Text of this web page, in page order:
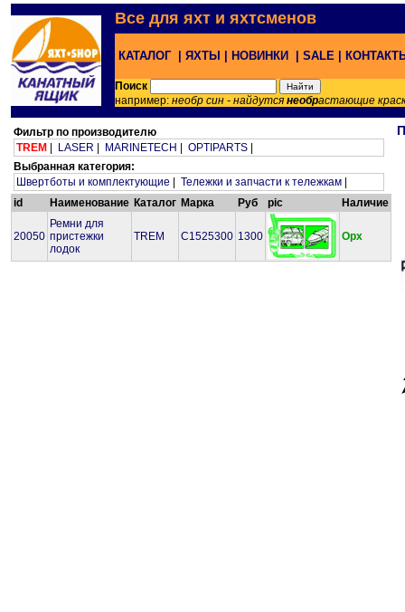
Все для яхт и яхтсменов
КАТАЛОГ | ЯХТЫ | НОВИНКИ | SALE |
Поиск
например: необр син - найдутся необрастающие
Фильтр по производителю
TREM
LASER MARINETECH OPTIPARTS
Выбранная категория:
Швертботы и комплектующие
Тележки и запчасти к тележкам
id
Наименование Каталог Марка Руб pic Наличие
20050
Ремни для
пристежки
лодок
TREM C1525300 1300 Орх